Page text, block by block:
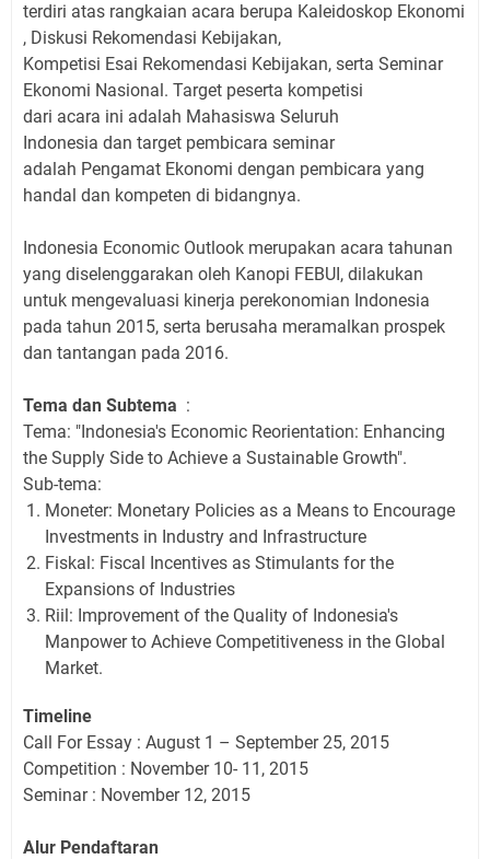
terdiri atas rangkaian acara berupa Kaleidoskop Ekonomi
, Diskusi Rekomendasi Kebijakan,
Kompetisi Esai Rekomendasi Kebijakan, serta Seminar
Ekonomi Nasional. Target peserta kompetisi
dari acara ini adalah Mahasiswa Seluruh
Indonesia dan target pembicara seminar
adalah Pengamat Ekonomi dengan pembicara yang
handal dan kompeten di bidangnya.
Indonesia Economic Outlook merupakan acara tahunan
yang diselenggarakan oleh Kanopi FEBUI, dilakukan
untuk mengevaluasi kinerja perekonomian Indonesia
pada tahun 2015, serta berusaha meramalkan prospek
dan tantangan pada 2016.
Tema dan Subtema :
Tema: "Indonesia's Economic Reorientation: Enhancing
the Supply Side to Achieve a Sustainable Growth".
Sub-tema:
Moneter: Monetary Policies as a Means to Encourage
Investments in Industry and Infrastructure
Fiskal: Fiscal Incentives as Stimulants for the
Expansions of Industries
Riil: Improvement of the Quality of Indonesia's
Manpower to Achieve Competitiveness in the Global
Market.
Timeline
Call For Essay : August 1 – September 25, 2015
Competition : November 10- 11, 2015
Seminar : November 12, 2015
Alur Pendaftaran